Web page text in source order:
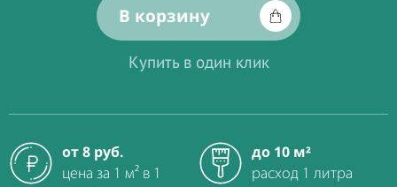
В корзину
Купить в один клик
от 8 руб.
цена за 1 м² в 1
до 10 м²
расход 1 литра